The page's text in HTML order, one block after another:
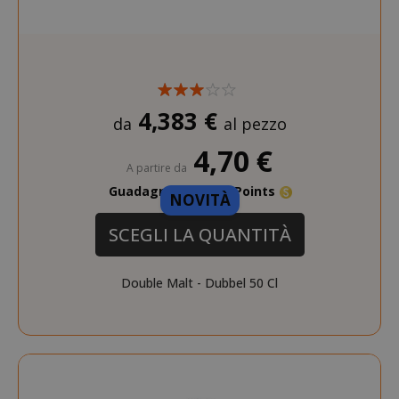
NOVITÀ
da 4,383 € al pezzo
A partire da 4,70 €
Guadagna 40 Saida Points
SCEGLI LA QUANTITÀ
Double Malt - Dubbel 50 Cl
SADEVSESSID
_GRECAPTCHA